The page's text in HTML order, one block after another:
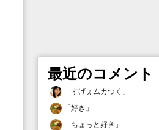
最近のコメント
「すげぇムカつく 」
「好き 」
「ちょっと好き 」